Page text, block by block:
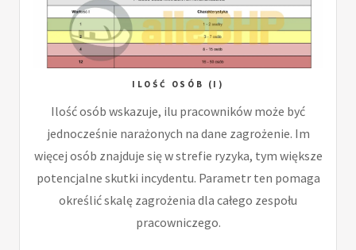
ILOŚĆ OSÓB (I)
Ilość osób wskazuje, ilu pracowników może być
jednocześnie narażonych na dane zagrożenie. Im
więcej osób znajduje się w strefie ryzyka, tym większe
potencjalne skutki incydentu. Parametr ten pomaga
określić skalę zagrożenia dla całego zespołu
pracowniczego.